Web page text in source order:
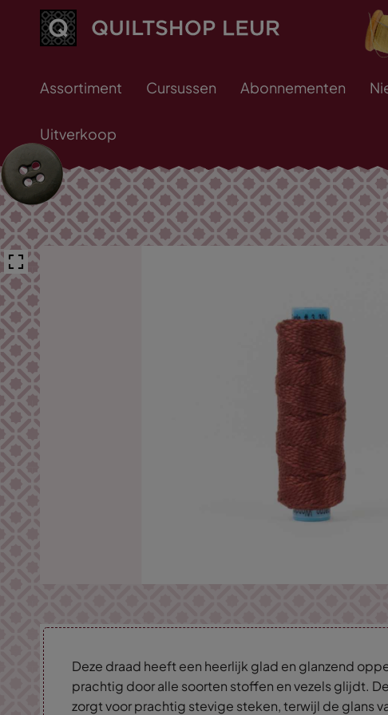
Assortiment Cursussen Abonnementen
Uitverkoop
Deze draad heeft een heerlijk glad en glanzend
prachtig door alle soorten stoffen en vezels glijdt.
zorgt voor prachtig stevige steken, terwijl de glans